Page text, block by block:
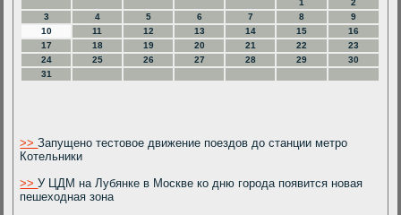
1
2
3
4 5 6 7 8
9
10
11 12 13 14 15
16
17
18 19 20 21 22
23
24
25 26 27 28 29
30
31
>>Запущено тестовое движение поездов до станции метро
Котельники
>>У ЦДМ на Лубянке в Москве ко дню города появится новая
пешеходная зона